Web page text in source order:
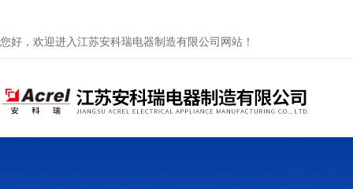
您好，欢迎进入江苏安科瑞电器制造有限公司网站！